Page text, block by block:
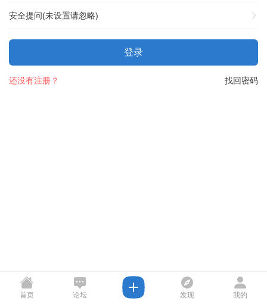
安全提问(未设置请忽略)
登录
找回密码
还没有注册？
首页 论坛 发现 我的